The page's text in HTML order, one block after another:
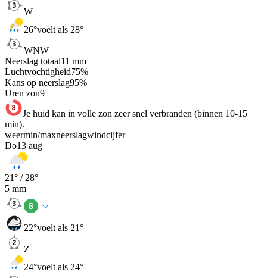
W
26°voelt als 28°
WNW
Neerslag totaal11 mm
Luchtvochtigheid75%
Kans op neerslag95%
Uren zon9
Je huid kan in volle zon zeer snel verbranden (binnen 10-15
min).
weermin/maxneerslagwindcijfer
Do13 aug
21° / 28°
5 mm
22°voelt als 21°
Z
24°voelt als 24°